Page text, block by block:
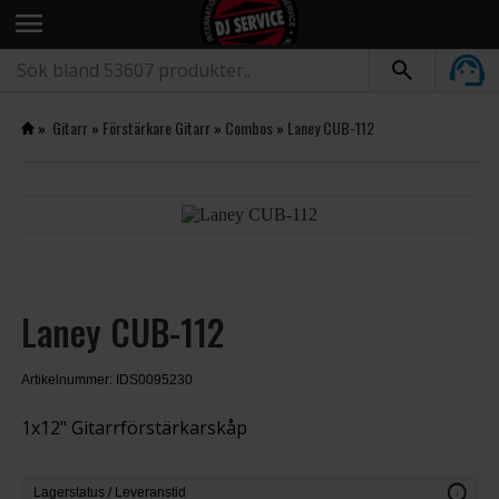
menu
» Gitarr» Förstärkare Gitarr» Combos » Laney CUB-112
Laney CUB-112
Artikelnummer: IDS0095230
1x12" Gitarrförstärkarskåp
Lagerstatus / Leveranstid info